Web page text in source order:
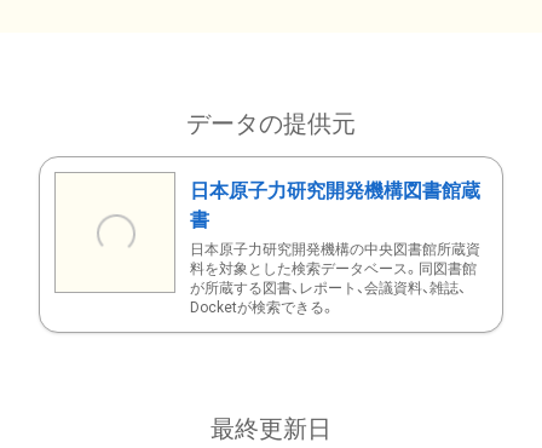
データの提供元
日本原子力研究開発機構図書館蔵
書
日本原子力研究開発機構の中央図書館所蔵資
料を対象とした検索データベース。同図書館
が所蔵する図書、レポート、会議資料、雑誌、
Docketが検索できる。
最終更新日